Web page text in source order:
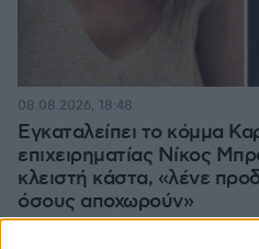
Εγκαταλείπει το κόμμα
επιχειρηματίας Νίκος
κλειστή κάστα, «λένε
όσους αποχωρούν»
08.08.2026, 18:48